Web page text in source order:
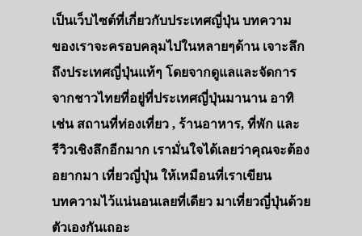
เป็นเว็บไซต์ที่เกี่ยวกับประเทศญี่ปุ่น บทความ
ของเราจะครอบคลุมไปในหลายๆด้าน เจาะลึก
ถึงประเทศญี่ปุ่นแท้ๆ โดยจากดูแลและจัดการ
จากชาวไทยที่อยู่ที่ประเทศญี่ปุ่นมานาน อาทิ
เช่น สถานที่ท่องเที่ยว , ร้านอาหาร, ที่พัก และ
รีวิวเชิงลึกอีกมาก เรามั่นใจได้เลยว่าคุณจะต้อง
อยากมา เที่ยวญี่ปุ่น ให้เหมือนที่เราเขียน
บทความไว้แน่นอนเลยที่เดียว มาเที่ยวญี่ปุ่นด้วย
ตัวเองกันเถอะ
รถบัส
เดินทาง
ทัวร์
ที่พัก
สาระน่ารู้
VIDEO
ภาพประทับใจ